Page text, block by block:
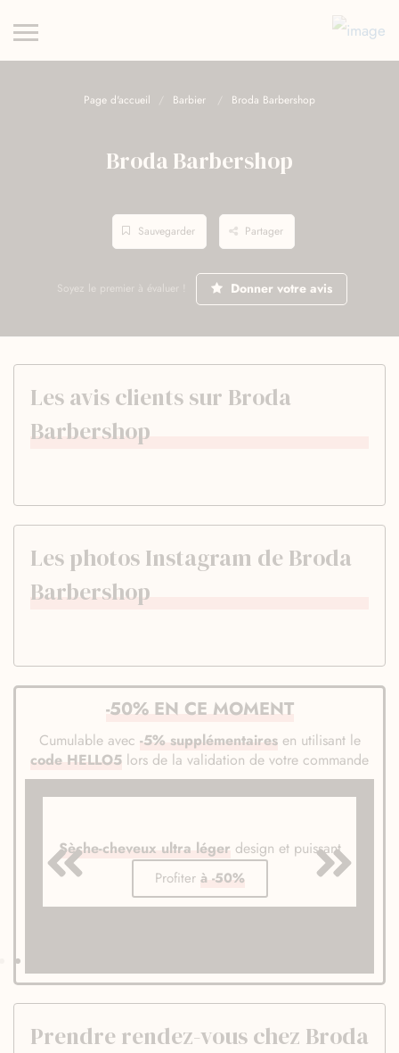
Page d'accueil Barbier Broda Barbershop
Broda Barbershop
Sauvegarder Partager
Soyez le premier à évaluer ! Donner votre avis
Les avis clients sur Broda
Barbershop
Les photos Instagram de Broda
Barbershop
-50% EN CE MOMENT
Cumulable avec -5% supplémentairesen utilisant le
code HELLO5 lors de la validation de votre commande
Sèche-cheveux ultra léger design et puissant
Profiter à -50%
Prendre rendez-vous chez Broda